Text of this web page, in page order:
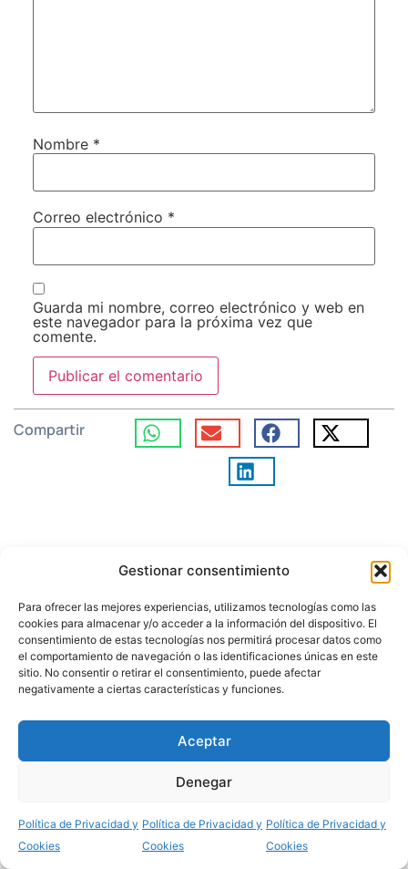
Gestionar consentimiento
Para ofrecer las mejores experiencias, utilizamos tecnologías como las
cookies para almacenar y/o acceder a la información del dispositivo. El
consentimiento de estas tecnologías nos permitirá procesar datos como
el comportamiento de navegación o las identificaciones únicas en este
sitio. No consentir o retirar el consentimiento, puede afectar
negativamente a ciertas características y funciones.
Aceptar
Denegar
Política de Privacidad y
Cookies
Política de Privacidad y
Cookies
Política de Privacidad y
Cookies
Nombre *
Correo electrónico *
Guarda mi nombre, correo electrónico y web en
este navegador para la próxima vez que
comente.
Compartir
Noticias relacionadas
Somontano peregrinará a
Roda de Isábena el
próximo 19 de
septiembre en el Año
Jubilar de San Ramón
Mándame ir a ti